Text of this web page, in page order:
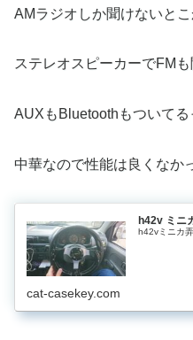
AMラジオしか聞けないとこ
ステレオスピーカーでFMも
AUXもBluetoothもついて
中華なので性能は良くなか
h42v ミニ
h42vミニカ
cat-casekey.com